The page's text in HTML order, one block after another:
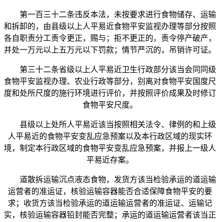
第一百三十二条违反本法，未按要求进行食物储存、运输
和拆卸的，由县级以上人平易近食物平安监视办理等部分按照
各自职责分工责令更正，赐与；拒不更正的，责令停产破产，
并处一万元以上五万元以下罚款；情节严沉的，吊销许可证。
第三十二条省级以上人平易近卫生行政部分该当会同同级
食物平安监视办理、农业行政等部分，别离对食物平安国度尺
度和处所尺度的施行环境进行评价，并按照评价成果及时修订
食物平安尺度。
县级以上处所人平易近该当按照相关法令、律例的和上级
人平易近的食物平安变乱应急预案以及本行政区域的现实环
境，制定本行政区域的食物平安变乱应急预案，并报上一级人
平易近存案。
道散拆运输沉点液态食物，发货方该当检验承运的道运输
运营者的准运证，核验运输容器能否合适保障食物平安的要
求；收货方该当检验承运的道运输运营者的准运证、运输记
实，核验运输容器铅封能否完整；承运的道运输运营者该当正